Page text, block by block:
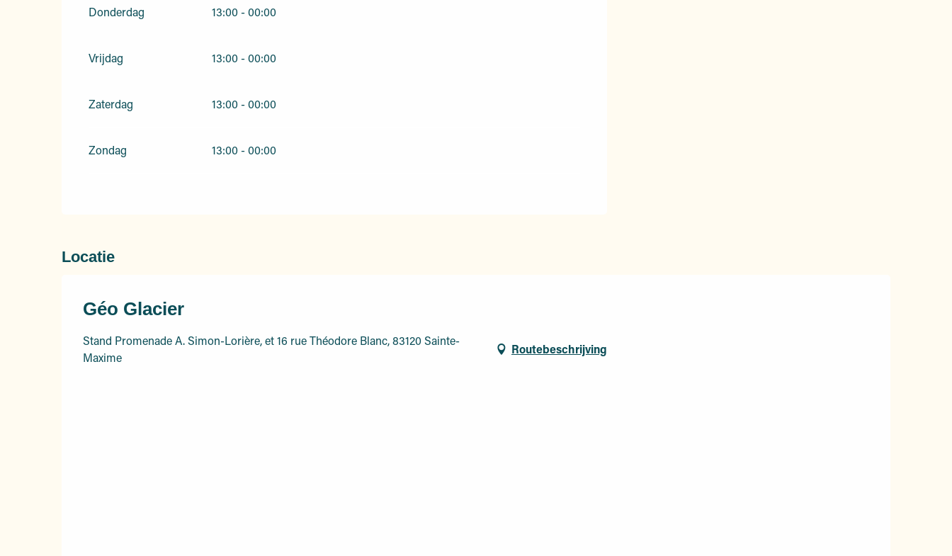
Donderdag 13:00 - 00:00
Vrijdag 13:00 - 00:00
Zaterdag 13:00 - 00:00
Zondag 13:00 - 00:00
Locatie
Géo Glacier
Stand Promenade A. Simon-Lorière, et 16 rue Théodore Blanc, 83120 Sainte-
Maxime
Routebeschrijving